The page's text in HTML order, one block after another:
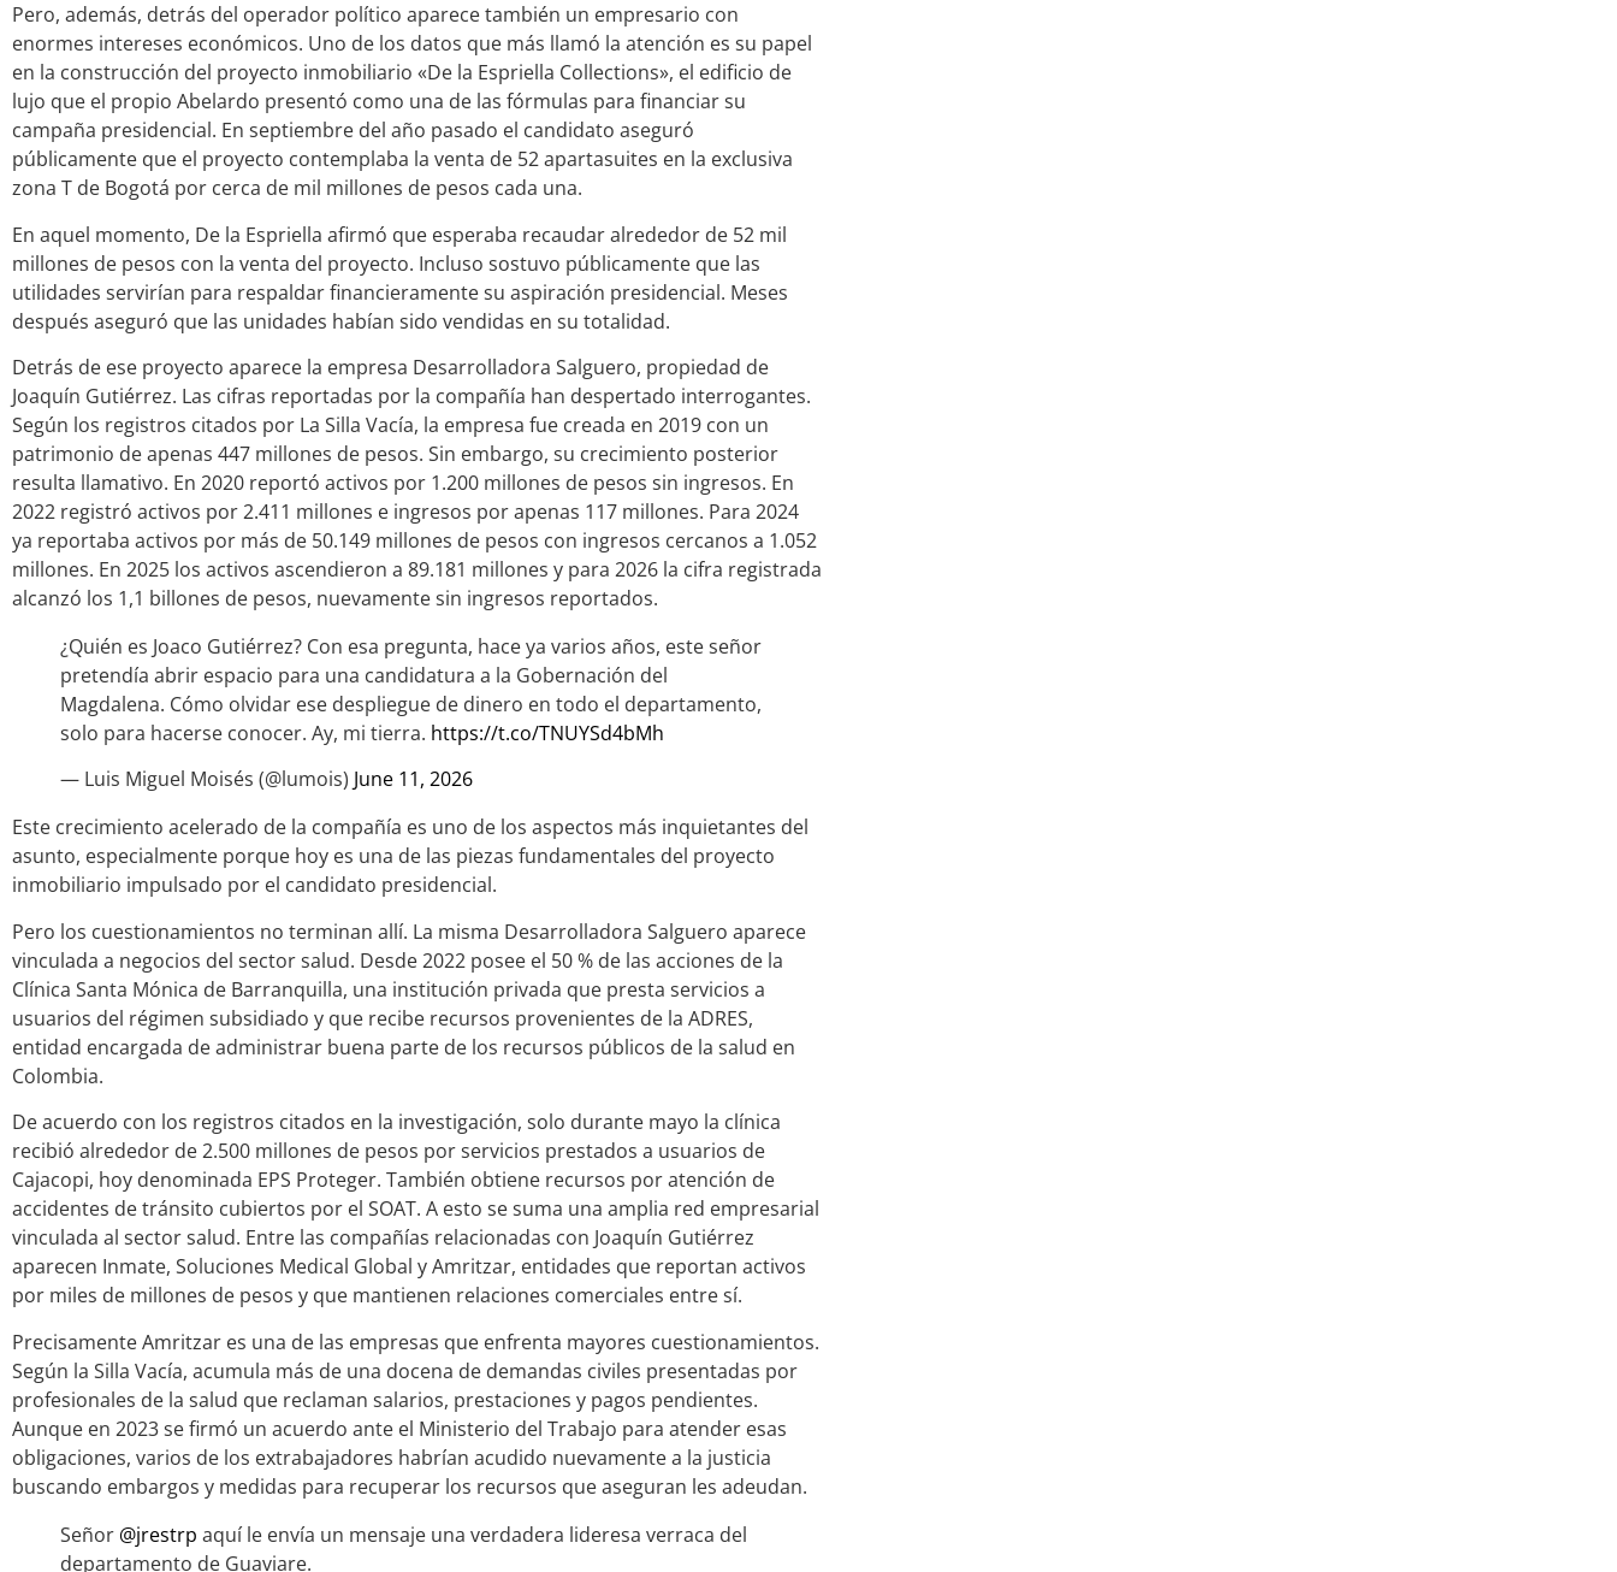
Pero, además, detrás del operador político aparece también un empresario con
enormes intereses económicos. Uno de los datos que más llamó la atención es su papel
en la construcción del proyecto inmobiliario «De la Espriella Collections», el edificio de
lujo que el propio Abelardo presentó como una de las fórmulas para financiar su
campaña presidencial. En septiembre del año pasado el candidato aseguró
públicamente que el proyecto contemplaba la venta de 52 apartasuites en la exclusiva
zona T de Bogotá por cerca de mil millones de pesos cada una.
En aquel momento, De la Espriella afirmó que esperaba recaudar alrededor de 52 mil
millones de pesos con la venta del proyecto. Incluso sostuvo públicamente que las
utilidades servirían para respaldar financieramente su aspiración presidencial. Meses
después aseguró que las unidades habían sido vendidas en su totalidad.
Detrás de ese proyecto aparece la empresa Desarrolladora Salguero, propiedad de
Joaquín Gutiérrez. Las cifras reportadas por la compañía han despertado interrogantes.
Según los registros citados por La Silla Vacía, la empresa fue creada en 2019 con un
patrimonio de apenas 447 millones de pesos. Sin embargo, su crecimiento posterior
resulta llamativo. En 2020 reportó activos por 1.200 millones de pesos sin ingresos. En
2022 registró activos por 2.411 millones e ingresos por apenas 117 millones. Para 2024
ya reportaba activos por más de 50.149 millones de pesos con ingresos cercanos a 1.052
millones. En 2025 los activos ascendieron a 89.181 millones y para 2026 la cifra registrada
alcanzó los 1,1 billones de pesos, nuevamente sin ingresos reportados.
¿Quién es Joaco Gutiérrez? Con esa pregunta, hace ya varios años, este señor
pretendía abrir espacio para una candidatura a la Gobernación del
Magdalena. Cómo olvidar ese despliegue de dinero en todo el departamento,
solo para hacerse conocer. Ay, mi tierra. https://t.co/TNUYSd4bMh
— Luis Miguel Moisés (@lumois) June 11, 2026
Este crecimiento acelerado de la compañía es uno de los aspectos más inquietantes del
asunto, especialmente porque hoy es una de las piezas fundamentales del proyecto
inmobiliario impulsado por el candidato presidencial.
Pero los cuestionamientos no terminan allí. La misma Desarrolladora Salguero aparece
vinculada a negocios del sector salud. Desde 2022 posee el 50 % de las acciones de la
Clínica Santa Mónica de Barranquilla, una institución privada que presta servicios a
usuarios del régimen subsidiado y que recibe recursos provenientes de la ADRES,
entidad encargada de administrar buena parte de los recursos públicos de la salud en
Colombia.
De acuerdo con los registros citados en la investigación, solo durante mayo la clínica
recibió alrededor de 2.500 millones de pesos por servicios prestados a usuarios de
Cajacopi, hoy denominada EPS Proteger. También obtiene recursos por atención de
accidentes de tránsito cubiertos por el SOAT. A esto se suma una amplia red empresarial
vinculada al sector salud. Entre las compañías relacionadas con Joaquín Gutiérrez
aparecen Inmate, Soluciones Medical Global y Amritzar, entidades que reportan activos
por miles de millones de pesos y que mantienen relaciones comerciales entre sí.
Precisamente Amritzar es una de las empresas que enfrenta mayores cuestionamientos.
Según la Silla Vacía, acumula más de una docena de demandas civiles presentadas por
profesionales de la salud que reclaman salarios, prestaciones y pagos pendientes.
Aunque en 2023 se firmó un acuerdo ante el Ministerio del Trabajo para atender esas
obligaciones, varios de los extrabajadores habrían acudido nuevamente a la justicia
buscando embargos y medidas para recuperar los recursos que aseguran les adeudan.
Señor @jrestrp aquí le envía un mensaje una verdadera lideresa verraca del
departamento de Guaviare.